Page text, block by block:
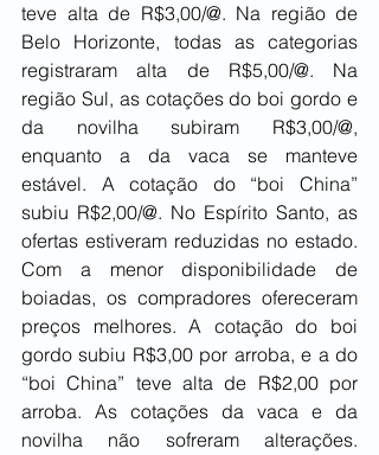
teve alta de R$3,00/@. Na região de
Belo Horizonte, todas as categorias
registraram alta de R$5,00/@. Na
região Sul, as cotações do boi gordo e
da novilha subiram R$3,00/@,
enquanto a da vaca se manteve
estável. A cotação do “boi China”
subiu R$2,00/@. No Espírito Santo, as
ofertas estiveram reduzidas no estado.
Com a menor disponibilidade de
boiadas, os compradores ofereceram
preços melhores. A cotação do boi
gordo subiu R$3,00 por arroba, e a do
“boi China” teve alta de R$2,00 por
arroba. As cotações da vaca e da
novilha não sofreram alterações.